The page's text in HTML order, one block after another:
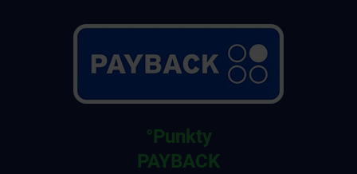
°Punkty
PAYBACK